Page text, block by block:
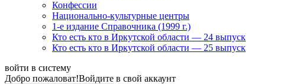
Конфессии
Национально-культурные центры
1-е издание Справочника (1999 г.)
Кто есть кто в Иркутской области — 24 выпуск
Кто есть кто в Иркутской области — 25 выпуск
войти в систему
Добро пожаловат!Войдите в свой аккаунт